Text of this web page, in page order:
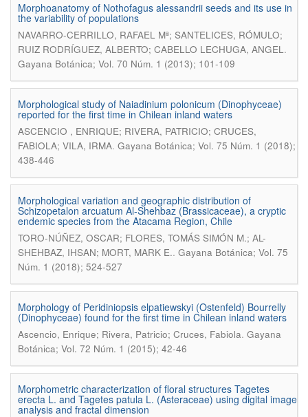
Morphoanatomy of Nothofagus alessandrii seeds and its use in
the variability of populations
NAVARRO-CERRILLO, RAFAEL Mª; SANTELICES, RÓMULO;
RUIZ RODRÍGUEZ, ALBERTO; CABELLO LECHUGA, ANGEL.
Gayana Botánica; Vol. 70 Núm. 1 (2013); 101-109
Morphological study of Naiadinium polonicum (Dinophyceae)
reported for the first time in Chilean inland waters
ASCENCIO , ENRIQUE; RIVERA, PATRICIO; CRUCES,
FABIOLA; VILA, IRMA. Gayana Botánica; Vol. 75 Núm. 1 (2018);
438-446
Morphological variation and geographic distribution of
Schizopetalon arcuatum Al-Shehbaz (Brassicaceae), a cryptic
endemic species from the Atacama Region, Chile
TORO-NÚÑEZ, OSCAR; FLORES, TOMÁS SIMÓN M.; AL-
SHEHBAZ, IHSAN; MORT, MARK E.. Gayana Botánica; Vol. 75
Núm. 1 (2018); 524-527
Morphology of Peridiniopsis elpatiewskyi (Ostenfeld) Bourrelly
(Dinophyceae) found for the first time in Chilean inland waters
Ascencio, Enrique; Rivera, Patricio; Cruces, Fabiola. Gayana
Botánica; Vol. 72 Núm. 1 (2015); 42-46
Morphometric characterization of floral structures Tagetes
erecta L. and Tagetes patula L. (Asteraceae) using digital image
analysis and fractal dimension